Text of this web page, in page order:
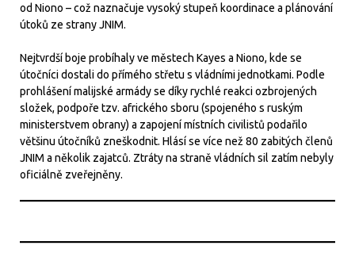
od Niono – což naznačuje vysoký stupeň koordinace a plánování
útoků ze strany JNIM.
Nejtvrdší boje probíhaly ve městech Kayes a Niono, kde se
útočníci dostali do přímého střetu s vládními jednotkami. Podle
prohlášení malijské armády se díky rychlé reakci ozbrojených
složek, podpoře tzv. afrického sboru (spojeného s ruským
ministerstvem obrany) a zapojení místních civilistů podařilo
většinu útočníků zneškodnit. Hlásí se více než 80 zabitých členů
JNIM a několik zajatců. Ztráty na straně vládních sil zatím nebyly
oficiálně zveřejněny.